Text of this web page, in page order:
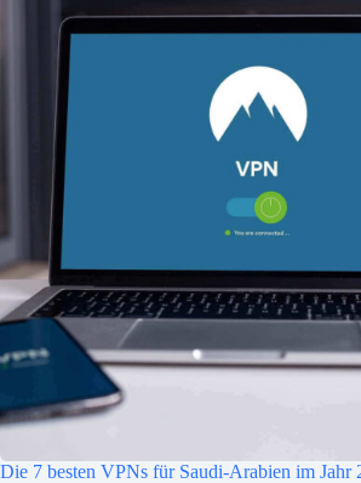
Die 7 besten VPNs für Saudi-Arabien im Jahr